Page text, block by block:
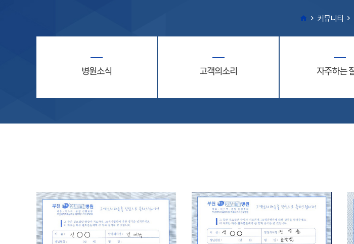
커뮤니티
병원소식 고객의소리 자주하는